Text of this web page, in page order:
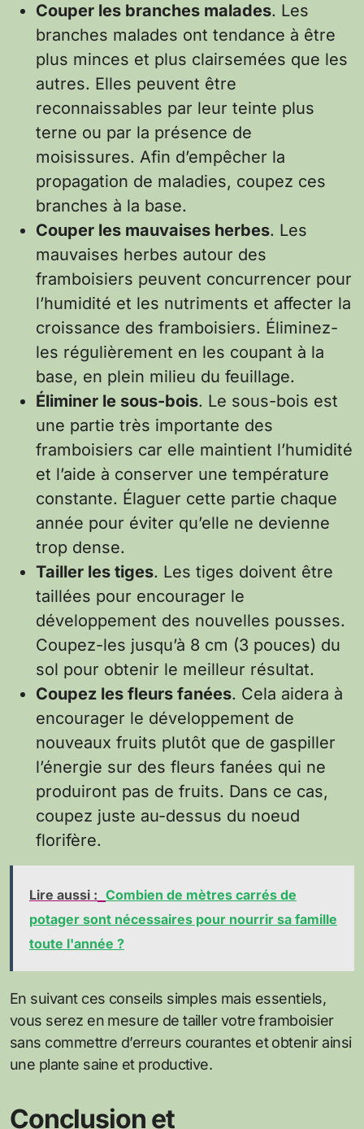
Couper les branches malades. Les
branches malades ont tendance à être
plus minces et plus clairsemées que les
autres. Elles peuvent être
reconnaissables par leur teinte plus
terne ou par la présence de
moisissures. Afin d’empêcher la
propagation de maladies, coupez ces
branches à la base.
Couper les mauvaises herbes. Les
mauvaises herbes autour des
framboisiers peuvent concurrencer pour
l’humidité et les nutriments et affecter la
croissance des framboisiers. Éliminez-
les régulièrement en les coupant à la
base, en plein milieu du feuillage.
Éliminer le sous-bois. Le sous-bois est
une partie très importante des
framboisiers car elle maintient l’humidité
et l’aide à conserver une température
constante. Élaguer cette partie chaque
année pour éviter qu’elle ne devienne
trop dense.
Tailler les tiges. Les tiges doivent être
taillées pour encourager le
développement des nouvelles pousses.
Coupez-les jusqu’à 8 cm (3 pouces) du
sol pour obtenir le meilleur résultat.
Coupez les fleurs fanées. Cela aidera à
encourager le développement de
nouveaux fruits plutôt que de gaspiller
l’énergie sur des fleurs fanées qui ne
produiront pas de fruits. Dans ce cas,
coupez juste au-dessus du noeud
florifère.
Lire aussi : Combien de mètres carrés de
potager sont nécessaires pour nourrir sa famille
toute l'année ?
En suivant ces conseils simples mais essentiels,
vous serez en mesure de tailler votre framboisier
sans commettre d’erreurs courantes et obtenir ainsi
une plante saine et productive.
Conclusion et